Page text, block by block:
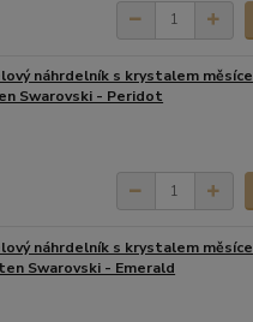
náhrdelník s krystalem měsíce
Swarovski - Peridot
náhrdelník s krystalem měsíce
Swarovski - Emerald